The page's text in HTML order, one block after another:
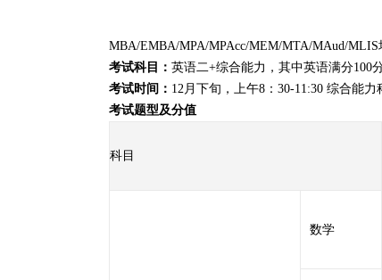
MBA/EMBA/MPA/MPAcc/MEM/MTA/MAud/MLIS
考试科目 ： 英语二+综合能力，其中英语满分100
考试时间 ： 12月下旬，上午8：30-11:30 综合能
考试题型及分值
科目
数学